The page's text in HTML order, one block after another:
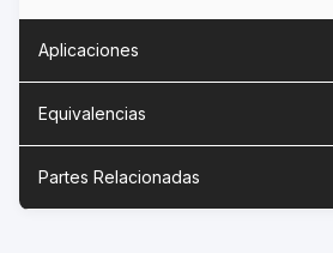
Aplicaciones
Equivalencias
Partes Relacionadas